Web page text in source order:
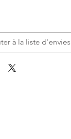
à la liste d'envies